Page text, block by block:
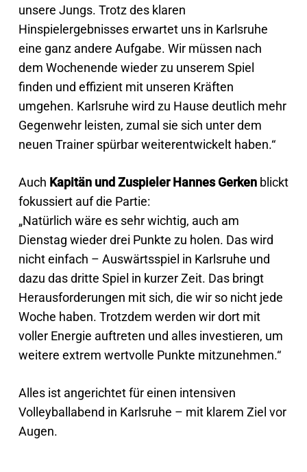
unsere Jungs. Trotz des klaren
Hinspielergebnisses erwartet uns in Karlsruhe
eine ganz andere Aufgabe. Wir müssen nach
dem Wochenende wieder zu unserem Spiel
finden und effizient mit unseren Kräften
umgehen. Karlsruhe wird zu Hause deutlich mehr
Gegenwehr leisten, zumal sie sich unter dem
neuen Trainer spürbar weiterentwickelt haben.“
Auch Kapitän und Zuspieler Hannes Gerkenblickt
fokussiert auf die Partie:
„Natürlich wäre es sehr wichtig, auch am
Dienstag wieder drei Punkte zu holen. Das wird
nicht einfach – Auswärtsspiel in Karlsruhe und
dazu das dritte Spiel in kurzer Zeit. Das bringt
Herausforderungen mit sich, die wir so nicht jede
Woche haben. Trotzdem werden wir dort mit
voller Energie auftreten und alles investieren, um
weitere extrem wertvolle Punkte mitzunehmen.“
Alles ist angerichtet für einen intensiven
Volleyballabend in Karlsruhe – mit klarem Ziel vor
Augen.